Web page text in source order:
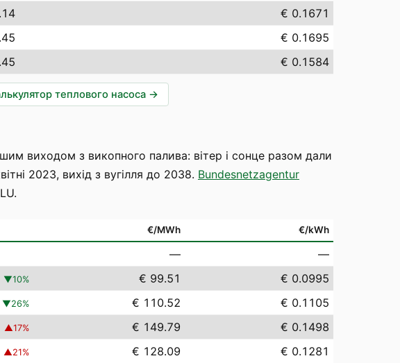
€ 0.1671
€ 0.1695
€ 0.1584
теплового насоса →
виходом з викопного палива: вітер і сонце разом дали
2023, вихід з вугілля до 2038. Bundesnetzagentur
€/MWh €/kWh
—
—
▼10% € 99.51
€ 0.0995
▼26% € 110.52
€ 0.1105
▲17% € 149.79
€ 0.1498
▲21% € 128.09
€ 0.1281